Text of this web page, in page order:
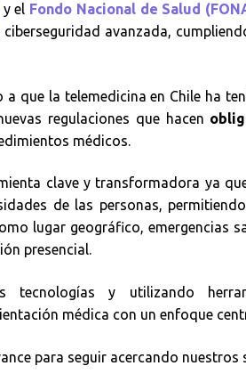
y el Fondo Nacional de Salud
avanzada,
que la telemedicina en Chile ha
regulaciones que hacen
médicos.
clave y transformadora ya
de las personas,
lugar geográfico, emergencias
presencial.
tecnologías y utilizando
médica con un enfoque
para seguir acercando nuestros